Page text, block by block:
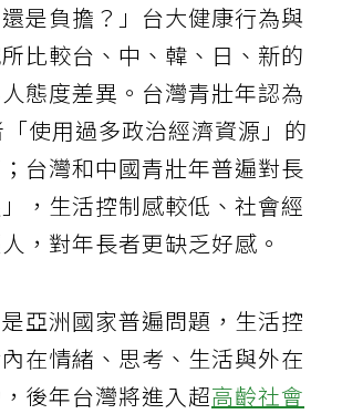
還是負擔？」台大健康行為與
比較台、中、韓、日、新的
態度差異。台灣青壯年認為
使用過多政治經濟資源」的
台灣和中國青壯年普遍對長
，生活控制感較低、社會經
，對年長者更缺乏好感。
是亞洲國家普遍問題，生活控
在情緒、思考、生活與外在
後年台灣將進入超高齡社會